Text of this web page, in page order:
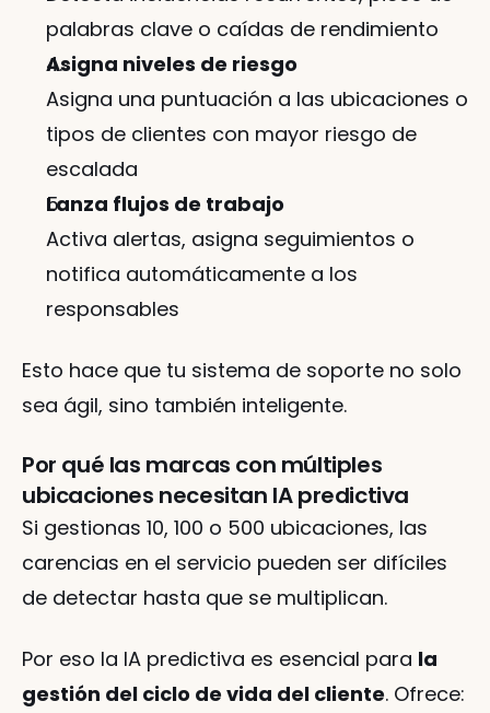
palabras clave o caídas de rendimiento
Asigna niveles de riesgo
Asigna una puntuación a las ubicaciones o
tipos de clientes con mayor riesgo de
escalada
Lanza flujos de trabajo
Activa alertas, asigna seguimientos o
notifica automáticamente a los
responsables
Esto hace que tu sistema de soporte no solo
sea ágil, sino también inteligente.
Por qué las marcas con múltiples
ubicaciones necesitan IA predictiva
Si gestionas 10, 100 o 500 ubicaciones, las
carencias en el servicio pueden ser difíciles
de detectar hasta que se multiplican.
Por eso la IA predictiva es esencial para la
gestión del ciclo de vida del cliente. Ofrece: